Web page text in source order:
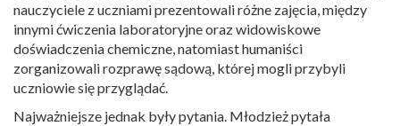
nauczyciele z uczniami prezentowali różne zajęcia, między
innymi ćwiczenia laboratoryjne oraz widowiskowe
doświadczenia chemiczne, natomiast humaniści
zorganizowali rozprawę sądową, której mogli przybyli
uczniowie się przyglądać.
Najważniejsze jednak były pytania. Młodzież pytała